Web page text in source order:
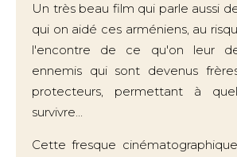
Un très beau film qui parle aussi
qui on aidé ces arméniens, au
l'encontre de ce qu'on leur
ennemis qui sont devenus
protecteurs, permettant à
survivre...
Cette fresque